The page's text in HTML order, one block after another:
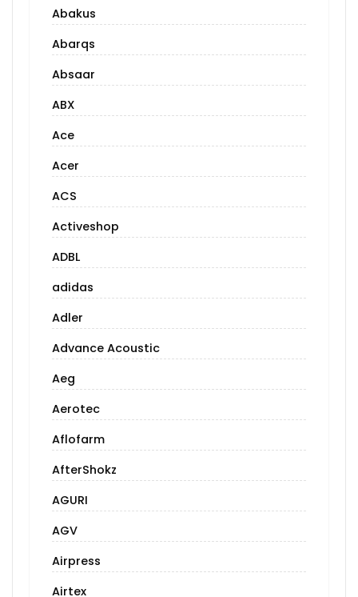
Abakus
Abarqs
Absaar
ABX
Ace
Acer
ACS
Activeshop
ADBL
adidas
Adler
Advance Acoustic
Aeg
Aerotec
Aflofarm
AfterShokz
AGURI
AGV
Airpress
Airtex